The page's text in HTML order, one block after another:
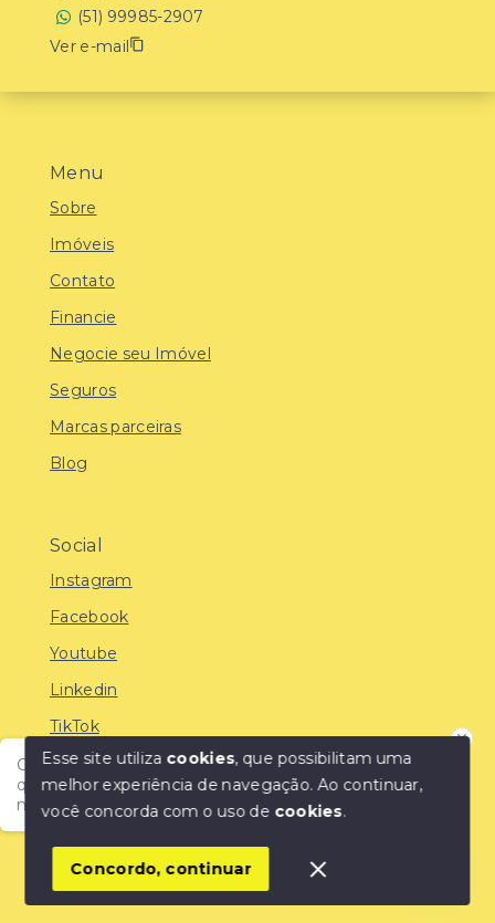
Olá! Encontre o imóvel ideal com a IMOBREUNIG®:
qualidade, confiança e as melhores oportunidades do
mercado!
Menu
Sobre
Imóveis
Contato
Financie
Negocie seu Imóvel
Seguros
Marcas parceiras
Blog
Social
Instagram
Facebook
Youtube
Linkedin
TikTok
© Copyright 2026 - IMOBREUNIG® - Negócios
SITE PARA IMOBILIARIA
(51) 99985-2907
Ver e-mail
Esse site utiliza cookies, que possibilitam uma
melhor experiência de navegação.Ao continuar,
você concorda com o uso de cookies.
Concordo, continuar